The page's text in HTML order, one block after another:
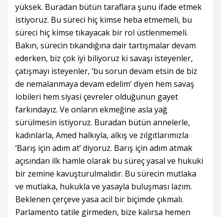
yüksek. Buradan bütün taraflara şunu ifade etmek
istiyoruz. Bu süreci hiç kimse heba etmemeli, bu
süreci hiç kimse tıkayacak bir rol üstlenmemeli.
Bakın, sürecin tıkandığına dair tartışmalar devam
ederken, biz çok iyi biliyoruz ki savaşı isteyenler,
çatışmayı isteyenler, ‘bu sorun devam etsin de biz
de nemalanmaya devam edelim’ diyen hem savaş
lobileri hem siyasi çevreler olduğunun gayet
farkındayız. Ve onların ekmeğine asla yağ
sürülmesin istiyoruz. Buradan bütün annelerle,
kadınlarla, Amed halkıyla, alkış ve zılgıtlarımızla
‘Barış için adım at’ diyoruz. Barış için adım atmak
açısından ilk hamle olarak bu süreç yasal ve hukuki
bir zemine kavuşturulmalıdır. Bu sürecin mutlaka
ve mutlaka, hukukla ve yasayla buluşması lazım.
Beklenen çerçeve yasa acil bir biçimde çıkmalı.
Parlamento tatile girmeden, bize kalırsa hemen